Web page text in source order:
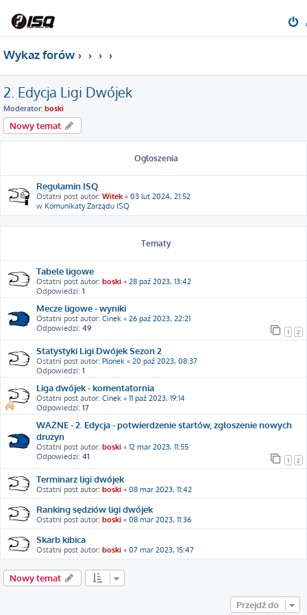
Wykaz forów
2. Edycja Ligi Dwójek
Moderator: boski
Nowy temat
Ogłoszenia
Regulamin ISQ
Ostatni post autor: Witek « 03 lut 2024, 21:52
w Komunikaty Zarządu ISQ
Tematy
Tabele ligowe
Ostatni post autor: boski « 28 paź 2023, 13:42
Odpowiedzi: 1
Mecze ligowe - wyniki
Ostatni post autor: Cinek « 26 paź 2023, 22:21
Odpowiedzi: 49 1 2
Statystyki Ligi Dwójek Sezon 2
Ostatni post autor: Plonek « 20 paź 2023, 08:37
Odpowiedzi: 1
Liga dwójek - komentatornia
Ostatni post autor: Cinek « 11 paź 2023, 19:14
Odpowiedzi: 17
WAŻNE - 2. Edycja - potwierdzenie startów, zgłoszenie nowych
drużyn
Ostatni post autor: boski « 12 mar 2023, 11:55
Odpowiedzi: 41 1 2
Terminarz ligi dwójek
Ostatni post autor: boski « 08 mar 2023, 11:42
Ranking sędziów ligi dwójek
Ostatni post autor: boski « 08 mar 2023, 11:36
Skarb kibica
Ostatni post autor: boski « 07 mar 2023, 15:47
Nowy temat
Przejdź do